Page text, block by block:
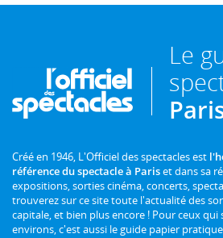
Le
Créé en 1946, L'Officiel des spectacles est
référence du spectacle à Pariset dans sa
expositions, sorties cinéma, concerts,
trouverez sur ce site toute l'actualité des
capitale, et bien plus encore ! Pour ceux qui
environs, c'est aussi le guide papier